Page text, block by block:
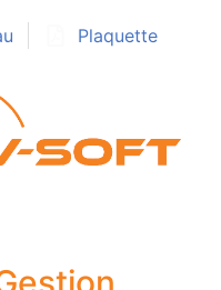
Plaquette